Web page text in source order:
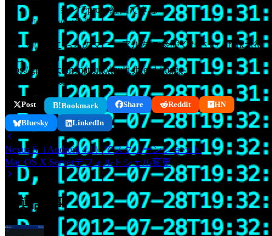
オプションでproxy経由できる
User-Agent偽装
詳しくは、こちらのマニュアルをご参照ください。forkお待
ちしています。
https://github.com/matsubo/multi-thread-image-
downloader/blob/master/README.md
Post B!Bookmark Share Reddit HN
Bluesky LinkedIn
Nexus S（Android 4.1）でスクリーンショット
Mac OS X Serverデフォルトシェル変更
関連記事